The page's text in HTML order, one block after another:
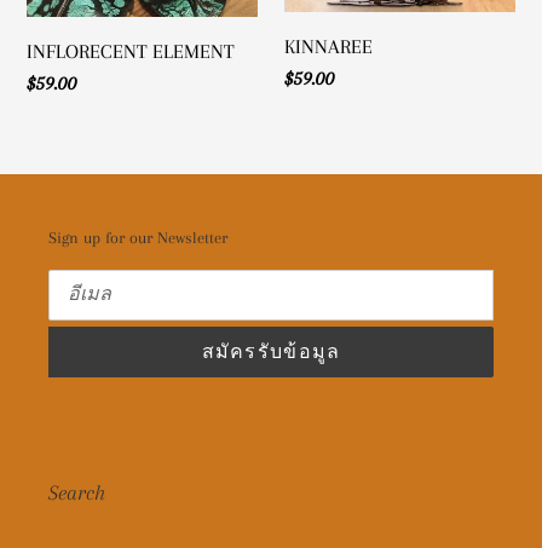
INFLORECENT ELEMENT
ราคา
$59.00
KINNAREE
ราคา
$59.00
Sign up for our Newsletter
สมัครรับข้อมูล
Search